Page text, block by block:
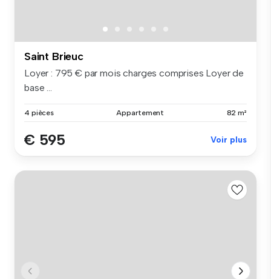
Saint Brieuc
Loyer : 795 € par mois charges comprises Loyer de
base ...
4 pièces Appartement 82 m²
€ 595 Voir plus